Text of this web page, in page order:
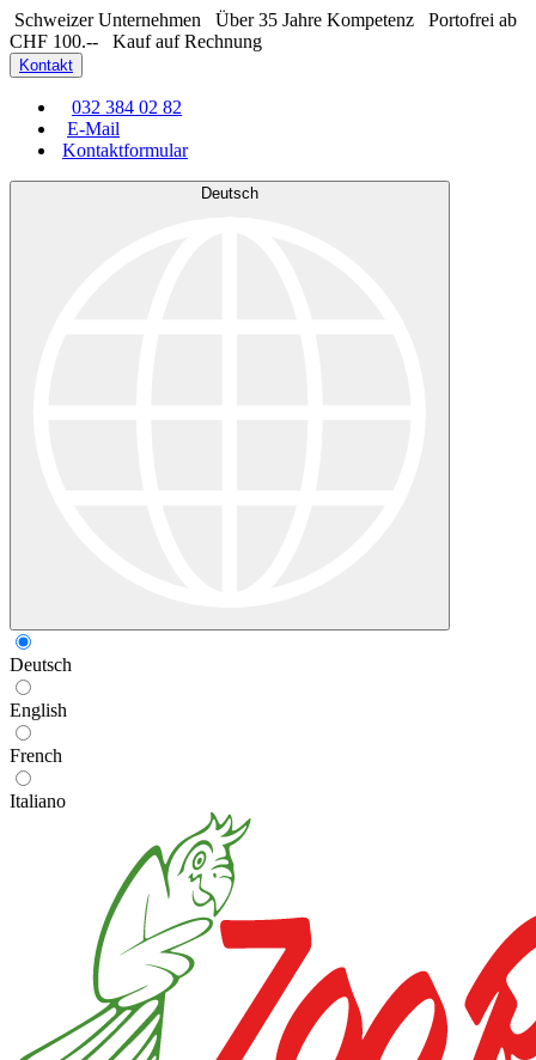
Schweizer Unternehmen Über 35 Jahre Kompetenz
Portofrei ab
CHF 100.--
Kauf auf Rechnung
Kontakt
032 384 02 82
E-Mail
Kontaktformular
Deutsch
Deutsch
English
French
Italiano